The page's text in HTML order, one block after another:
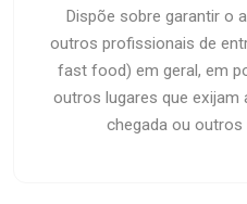
Dispõe sobre garantir o
outros profissionais de
fast food) em geral, em
outros lugares que exijam
chegada ou